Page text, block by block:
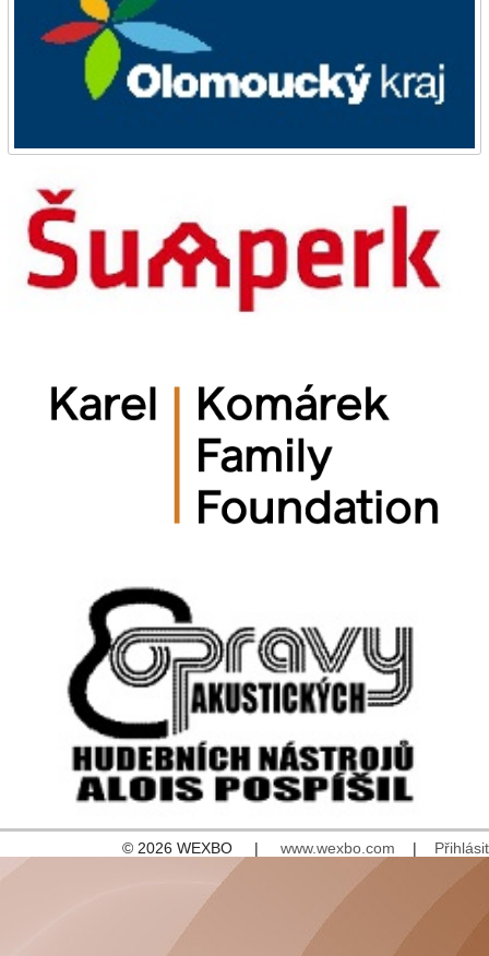
© 2026 WEXBO | www.wexbo.com | Přihlásit